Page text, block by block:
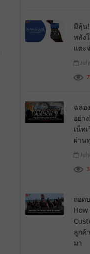
มีลุ้น
หลัง
แตะ
July
ฉลอ
อย่า
เน็ท
ผ่าน
July
ถอด
How
ลูกค้
มา